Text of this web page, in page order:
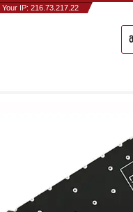
Your IP: 216.73.217.22